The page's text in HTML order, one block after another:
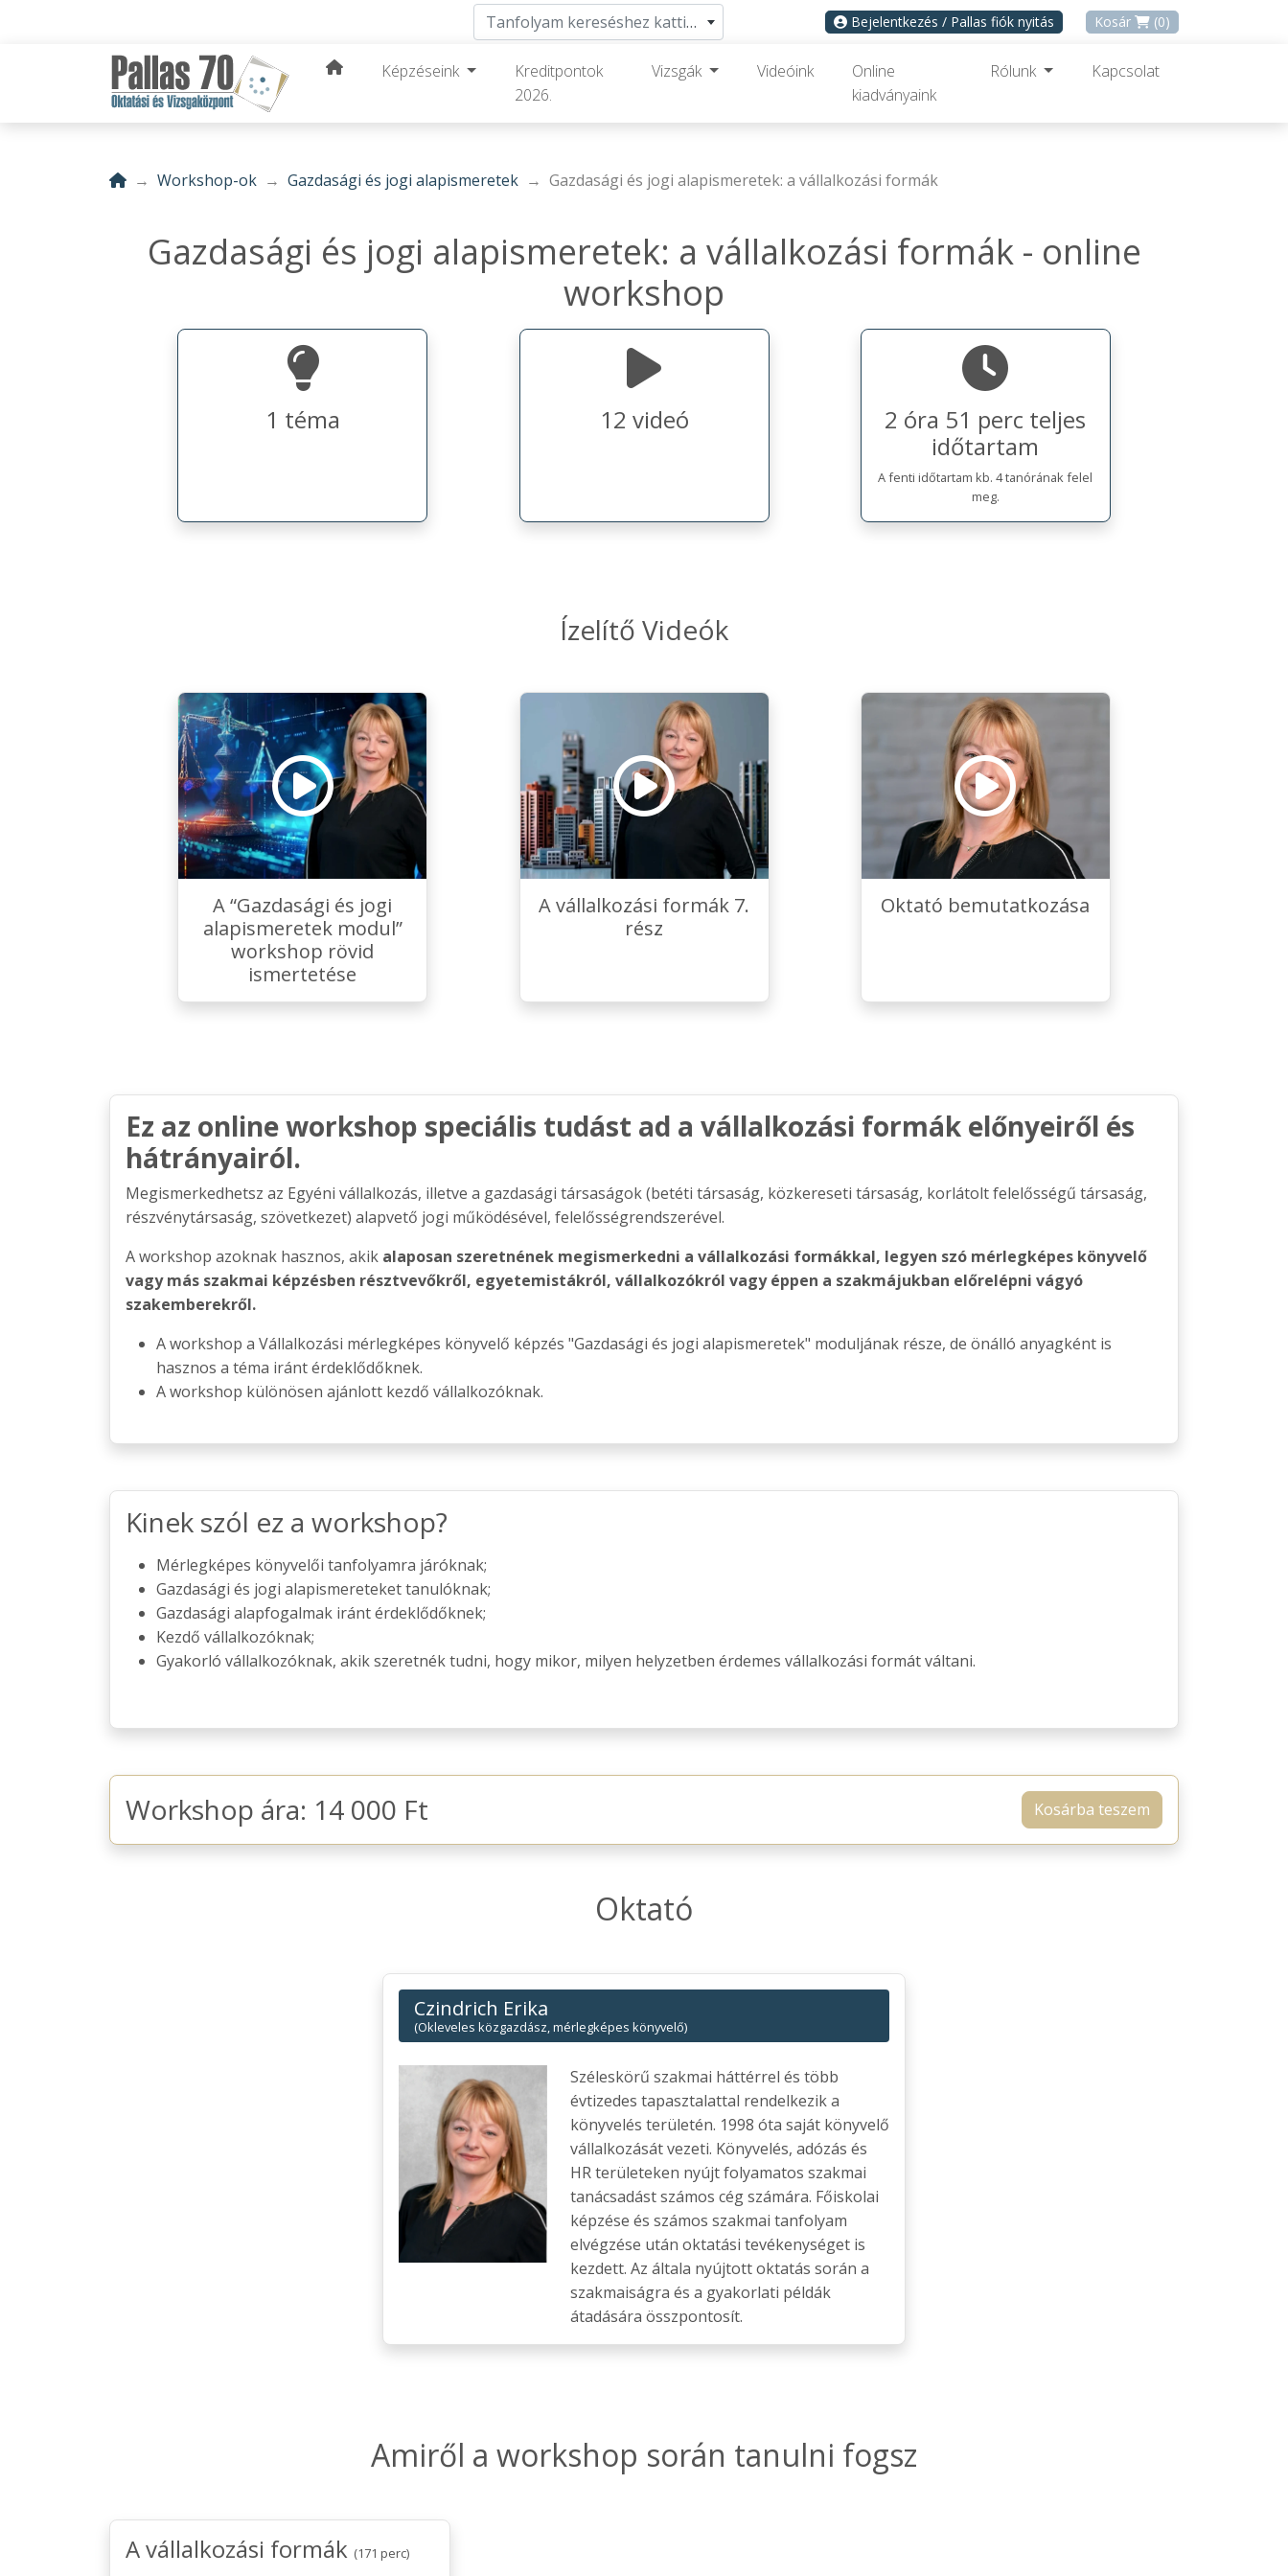
Tanfolyam kereséshez kattints ide Bejelentkezés / Pallas fiók nyitás Kosár (0)
Képzéseink
Kreditpontok
2026.
Vizsgák Videóink
Online
kiadványaink
Rólunk Kapcsolat
Workshop-ok Gazdasági és jogi alapismeretek Gazdasági és jogi alapismeretek: a vállalkozási formák
Gazdasági és jogi alapismeretek: a vállalkozási formák - online
workshop
1 téma 12 videó
2 óra 51 perc teljes
időtartam
A fenti időtartam kb. 4 tanórának felel
meg.
Ízelítő Videók
A “Gazdasági és jogi
alapismeretek modul”
workshop rövid
ismertetése
A vállalkozási formák 7.
rész
Oktató bemutatkozása
Ez az online workshop speciális tudást ad a vállalkozási formák előnyeiről és
hátrányairól.
Megismerkedhetsz az Egyéni vállalkozás, illetve a gazdasági társaságok (betéti társaság, közkereseti társaság, korlátolt felelősségű társaság,
részvénytársaság, szövetkezet) alapvető jogi működésével, felelősségrendszerével.
A workshop azoknak hasznos, akik alaposan szeretnének megismerkedni a vállalkozási formákkal, legyen szó mérlegképes könyvelő
vagy más szakmai képzésben résztvevőkről, egyetemistákról, vállalkozókról vagy éppen a szakmájukban előrelépni vágyó
szakemberekről.
A workshop a Vállalkozási mérlegképes könyvelő képzés "Gazdasági és jogi alapismeretek" moduljának része, de önálló anyagként is
hasznos a téma iránt érdeklődőknek.
A workshop különösen ajánlott kezdő vállalkozóknak.
Kinek szól ez a workshop?
Mérlegképes könyvelői tanfolyamra járóknak;
Gazdasági és jogi alapismereteket tanulóknak;
Gazdasági alapfogalmak iránt érdeklődőknek;
Kezdő vállalkozóknak;
Gyakorló vállalkozóknak, akik szeretnék tudni, hogy mikor, milyen helyzetben érdemes vállalkozási formát váltani.
Workshop ára: 14 000 Ft Kosárba teszem
Oktató
Czindrich Erika
(Okleveles közgazdász, mérlegképes könyvelő)
Széleskörű szakmai háttérrel és több
évtizedes tapasztalattal rendelkezik a
könyvelés területén. 1998 óta saját könyvelő
vállalkozását vezeti. Könyvelés, adózás és
HR területeken nyújt folyamatos szakmai
tanácsadást számos cég számára. Főiskolai
képzése és számos szakmai tanfolyam
elvégzése után oktatási tevékenységet is
kezdett. Az általa nyújtott oktatás során a
szakmaiságra és a gyakorlati példák
átadására összpontosít.
Amiről a workshop során tanulni fogsz
A vállalkozási formák (171 perc)